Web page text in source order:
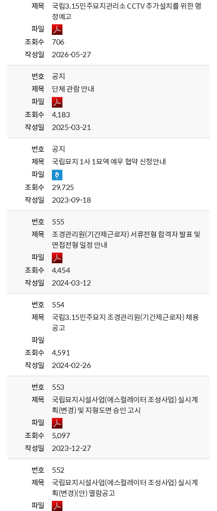
제목
국립3.15민주묘지관리소 CCTV 추가설치를 위한 행
정예고
파일
조회수
706
작성일
2026-05-27
번호
공지
제목
단체 관람 안내
파일
조회수
4,183
작성일
2025-03-21
번호
공지
제목
국립묘지 1사 1묘역 예우 협약 신청안내
파일
조회수
29,725
작성일
2023-09-18
번호
555
제목
조경관리원(기간제근로자) 서류전형 합격자 발표 및
면접전형 일정 안내
파일
조회수
4,454
작성일
2024-03-12
번호
554
제목
국립3.15민주묘지 조경관리원(기간제근로자) 채용
공고
파일
조회수
4,591
작성일
2024-02-26
번호
553
제목
국립묘지시설사업(에스컬레이터 조성사업) 실시계
획(변경) 및 지형도면 승인 고시
파일
조회수
5,097
작성일
2023-12-27
번호
552
제목
국립묘지시설사업(에스컬레이터 조성사업) 실시계
획(변경)(안) 열람공고
파일